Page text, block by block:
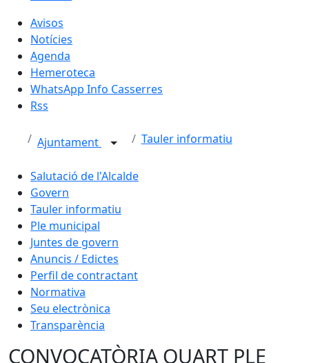
Avisos
Notícies
Agenda
Hemeroteca
WhatsApp Info Casserres
Rss
Ajuntament Tauler informatiu
Salutació de l'Alcalde
Govern
Tauler informatiu
Ple municipal
Juntes de govern
Anuncis / Edictes
Perfil de contractant
Normativa
Seu electrònica
Transparència
CONVOCATÒRIA QUART PLE